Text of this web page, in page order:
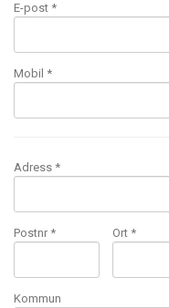
E-post *
Mobil *
Adress *
Postnr * Ort *
Kommun